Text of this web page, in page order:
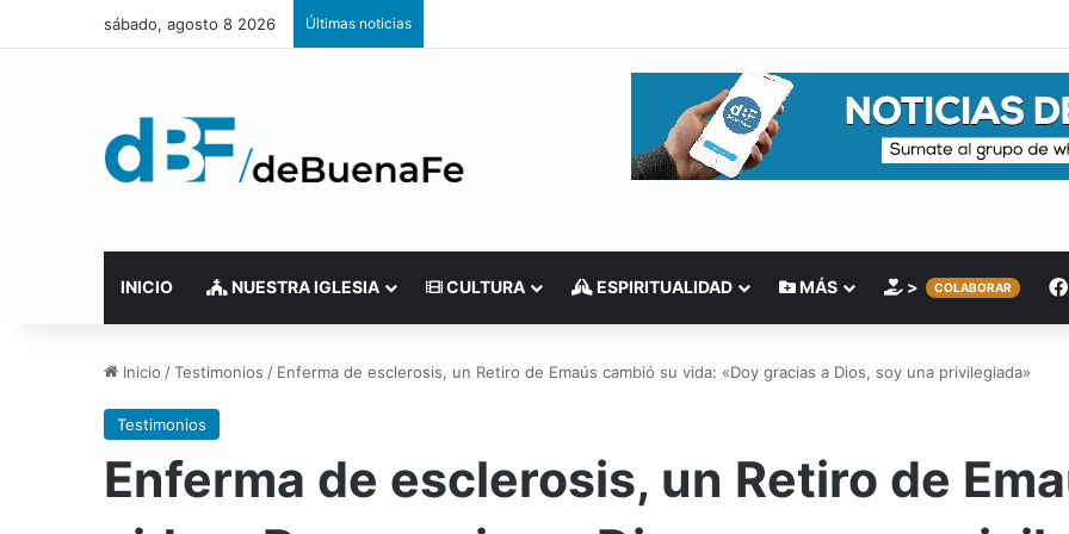
sábado, agosto 8 2026 Últimas noticias
INICIO NUESTRA IGLESIA CULTURA ESPIRITUALIDAD MÁS > COLABORAR
Inicio /Testimonios / Enferma de esclerosis, un Retiro de Emaús cambió su vida: «Doy gracias a Dios, soy una privilegiada»
Testimonios
Enferma de esclerosis, un Retiro de